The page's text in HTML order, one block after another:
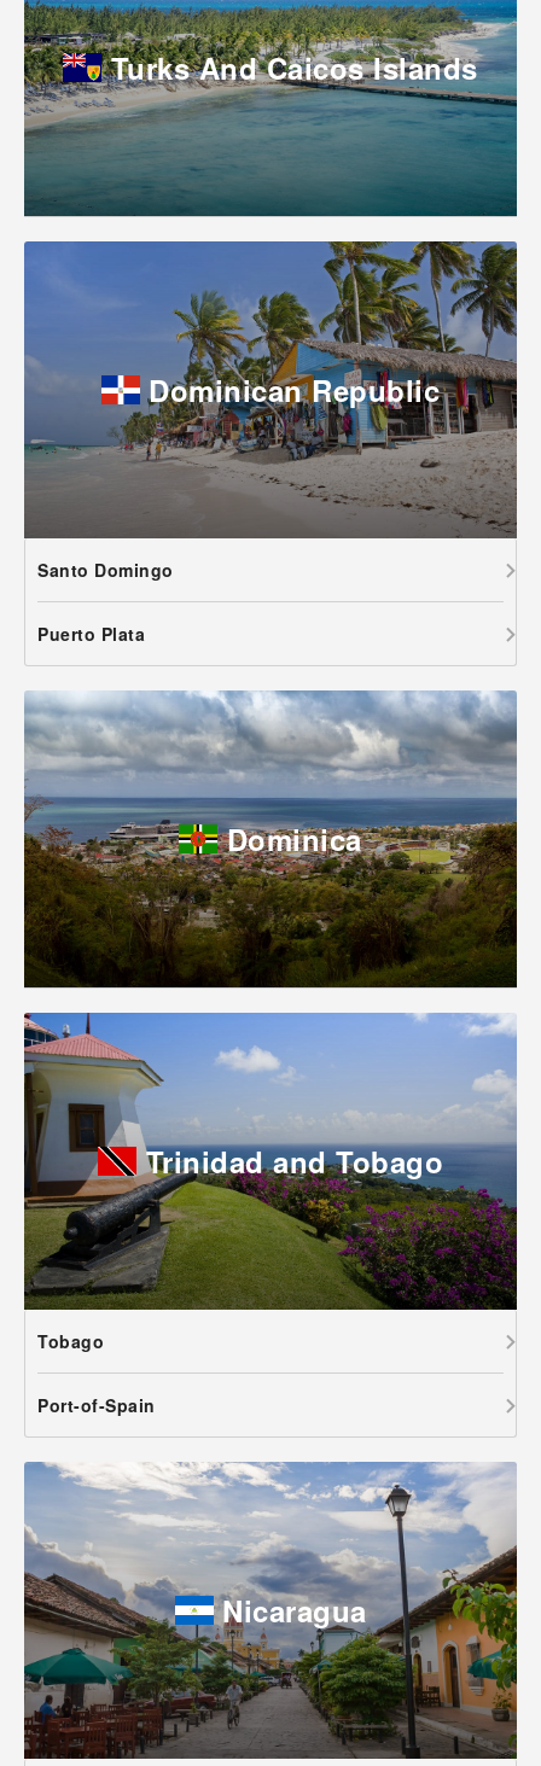
Turks And Caicos Islands
Dominican Republic
Santo Domingo
Puerto Plata
Dominica
Trinidad and Tobago
Tobago
Port-of-Spain
Nicaragua